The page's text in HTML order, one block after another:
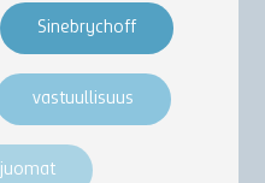
Sinebrychoff
vastuullisuus